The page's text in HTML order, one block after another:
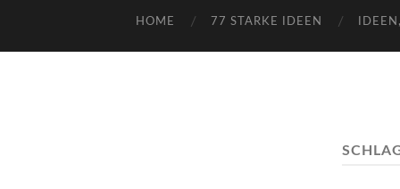
HOME 77 STARKE IDEEN